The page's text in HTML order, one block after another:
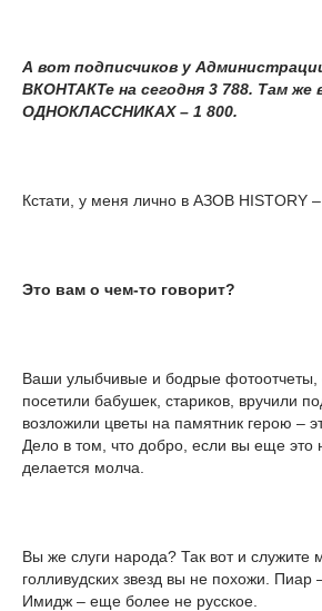
А вот подписчиков у
ВКОНТАКТе на сегодня 3 788. Там же
ОДНОКЛАССНИКАХ – 1 800.
Кстати, у меня лично в АЗОВ HISTORY
Это вам о чем-то говорит?
Ваши улыбчивые и бодрые фотоотчеты,
посетили бабушек, стариков, вручили
возложили цветы на памятник герою –
Дело в том, что добро, если вы еще это
делается молча.
Вы же слуги народа? Так вот и служите
голливудских звезд вы не похожи. Пиар
Имидж – еще более не русское.